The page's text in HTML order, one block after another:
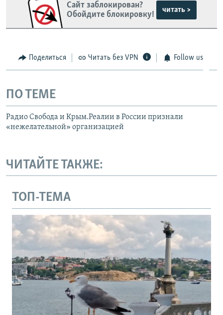
Сайт заблокирован?
Обойдите блокировку!
читать >
Поделиться Читать без VPN Follow us
ПО ТЕМЕ
Радио Свобода и Крым.Реалии в России признали
«нежелательной» организацией
ЧИТАЙТЕ ТАКЖЕ:
ТОП-ТЕМА